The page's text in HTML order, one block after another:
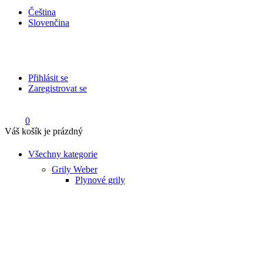
Čeština
Slovenčina
Přihlásit se
Zaregistrovat se
0
Váš košík je prázdný
Všechny kategorie
Grily Weber
Plynové grily